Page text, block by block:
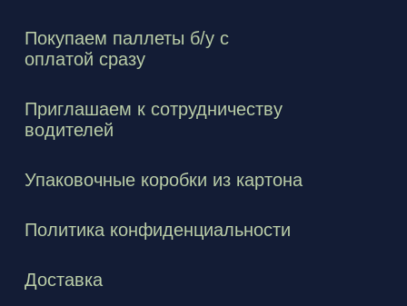
Покупаем паллеты б/у с
оплатой сразу
Приглашаем к сотрудничеству
водителей
Упаковочные коробки из картона
Политика конфиденциальности
Доставка